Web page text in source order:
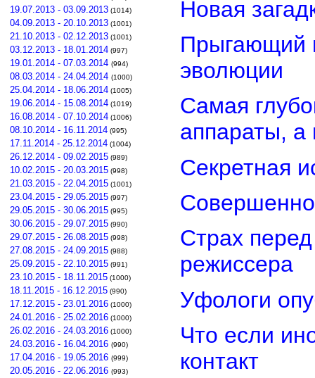
19.07.2013 - 03.09.2013 (1014)
04.09.2013 - 20.10.2013 (1001)
21.10.2013 - 02.12.2013 (1001)
03.12.2013 - 18.01.2014 (997)
19.01.2014 - 07.03.2014 (994)
08.03.2014 - 24.04.2014 (1000)
25.04.2014 - 18.06.2014 (1005)
19.06.2014 - 15.08.2014 (1019)
16.08.2014 - 07.10.2014 (1006)
08.10.2014 - 16.11.2014 (995)
17.11.2014 - 25.12.2014 (1004)
26.12.2014 - 09.02.2015 (989)
10.02.2015 - 20.03.2015 (998)
21.03.2015 - 22.04.2015 (1001)
23.04.2015 - 29.05.2015 (997)
29.05.2015 - 30.06.2015 (995)
30.06.2015 - 29.07.2015 (990)
29.07.2015 - 26.08.2015 (998)
27.08.2015 - 24.09.2015 (988)
25.09.2015 - 22.10.2015 (991)
23.10.2015 - 18.11.2015 (1000)
18.11.2015 - 16.12.2015 (990)
17.12.2015 - 23.01.2016 (1000)
24.01.2016 - 25.02.2016 (1000)
26.02.2016 - 24.03.2016 (1000)
24.03.2016 - 16.04.2016 (990)
17.04.2016 - 19.05.2016 (999)
20.05.2016 - 22.06.2016 (993)
Новая
Прыгающий
эволюции
Самая
аппараты, а
Секретная
Страх
режиссера
Уфологи
Что если
контакт